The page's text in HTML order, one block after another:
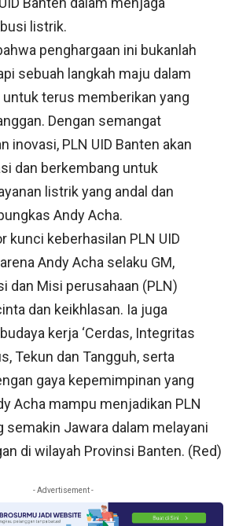
listrik.
penghargaan ini bukanlah
sebuah langkah maju dalam
untuk terus memberikan yang
Dengan semangat
inovasi, PLN UID Banten akan
dan berkembang untuk
listrik yang andal dan
Andy Acha.
kunci keberhasilan PLN UID
Andy Acha selaku GM,
dan Misi perusahaan (PLN)
dan keikhlasan. Ia juga
kerja ‘Cerdas, Integritas
Tekun dan Tangguh, serta
gaya kepemimpinan yang
Acha mampu menjadikan PLN
semakin Jawara dalam melayani
di wilayah Provinsi Banten. (Red)
- Advertisement -